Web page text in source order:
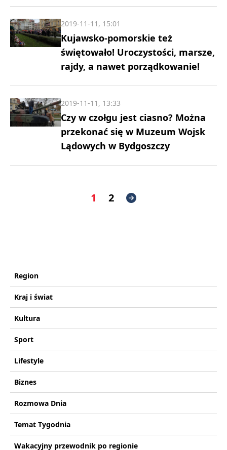
Kujawsko-pomorskie też
świętowało! Uroczystości, marsze,
rajdy, a nawet porządkowanie!
2019-11-11, 15:01
Czy w czołgu jest ciasno? Można
przekonać się w Muzeum Wojsk
Lądowych w Bydgoszczy
2019-11-11, 13:33
1 2
Region
Kraj i świat
Kultura
Sport
Lifestyle
Biznes
Rozmowa Dnia
Temat Tygodnia
Wakacyjny przewodnik po regionie